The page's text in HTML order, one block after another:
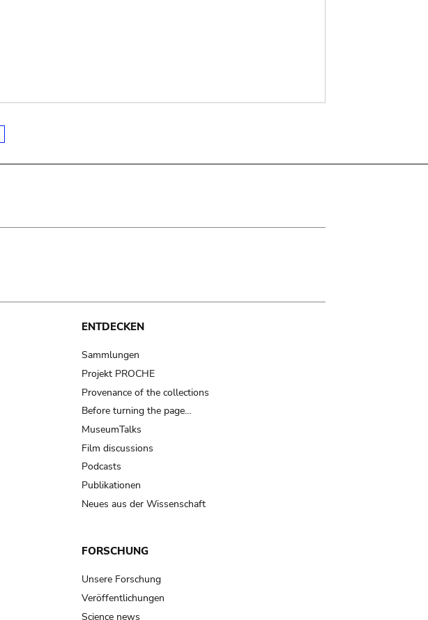
ENTDECKEN
Sammlungen
Projekt PROCHE
Provenance of the collections
Before turning the page…
MuseumTalks
Film discussions
Podcasts
Publikationen
Neues aus der Wissenschaft
FORSCHUNG
Unsere Forschung
Veröffentlichungen
Science news